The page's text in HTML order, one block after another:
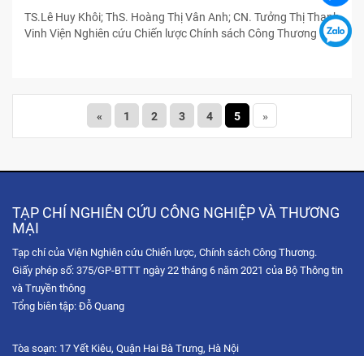
TS.Lê Huy Khôi; ThS. Hoàng Thị Vân Anh; CN. Tưởng Thị Thanh
Vinh Viện Nghiên cứu Chiến lược Chính sách Công Thương
« 1 2 3 4 5 »
TẠP CHÍ NGHIÊN CỨU CÔNG NGHIỆP VÀ THƯƠNG
MẠI
Tạp chí của Viện Nghiên cứu Chiến lược, Chính sách Công Thương.
Giấy phép số: 375/GP-BTTT ngày 22 tháng 6 năm 2021 của Bộ Thông tin
và Truyền thông
Tổng biên tập: Đỗ Quang
Tòa soạn: 17 Yết Kiêu, Quận Hai Bà Trưng, Hà Nội